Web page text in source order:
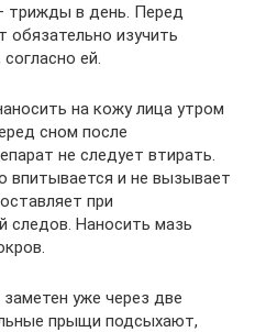
трижды в день. Перед
обязательно изучить
ей.
на кожу лица утром
сном после
не следует втирать.
и не вызывает
при
следов. Наносить мазь
уже через две
прыщи подсыхают,